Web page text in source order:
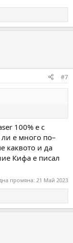
или какъв
#7
100% е с
е много по–
каквото и да
Кифа е писал
промяна: 21 Май 2023